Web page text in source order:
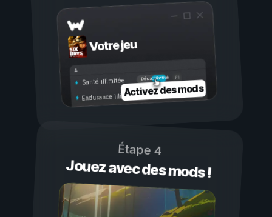
Votre jeu
Activé
Désactivé
Santé illimitée
Endurance illimitéeActivez des mods
Étape 4
Jouez avec des mods !